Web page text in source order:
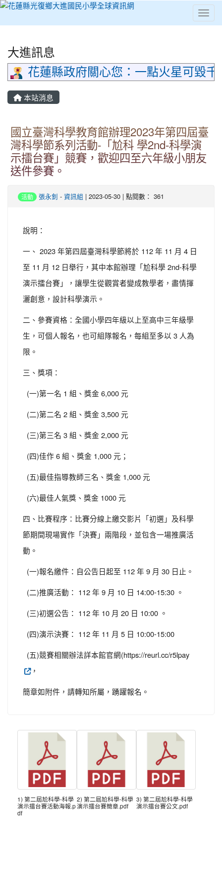
⏸
大進訊息
花蓮縣政府關心您：一點火星可毀
本站消息
國立臺灣科學教育館辦理2023年第四屆臺
灣科學節系列活動-「尬科 學2nd-科學演
示擂台賽」競賽，歡迎四至六年級小朋友
送件參賽。
活動 張永釗 - 資訊組 | 2023-05-30 | 點閱數： 361
說明：
一、 2023 年第四屆臺灣科學節將於 112 年 11 月 4 日
至 11 月 12 日舉行，其中本館辦理「尬科學 2nd-科學
演示擂台賽」，讓學生從觀賞者變成教學者，盡情揮
灑創意，設計科學演示。
二、參賽資格：全國小學四年級以上至高中三年級學
生，可個人報名，也可組隊報名，每組至多以 3 人為
限。
三、獎項：
(一)第一名 1 組、獎金 6,000 元
(二)第二名 2 組、獎金 3,500 元
(三)第三名 3 組、獎金 2,000 元
(四)佳作 6 組、獎金 1,000 元；
(五)最佳指導教師三名、獎金 1,000 元
(六)最佳人氣獎、獎金 1000 元
四、比賽程序：比賽分線上繳交影片「初選」及科學
節期間現場實作「決賽」兩階段，並包含一場推廣活
動。
(一)報名繳件：自公告日起至 112 年 9 月 30 日止。
(二)推廣活動： 112 年 9 月 10 日 14:00-15:30 。
(三)初選公告： 112 年 10 月 20 日 10:00 。
(四)演示決賽： 112 年 11 月 5 日 10:00-15:00
(五)競賽相關辦法詳本館官網(https://reurl.cc/r5lpay
，
簡章如附件，請轉知所屬，踴躍報名。
1) 第二屆尬科學-科學
演示擂台賽活動海報.p
df
2) 第二屆尬科學-科學
演示擂台賽簡章.pdf
3) 第二屆尬科學-科學
演示擂台賽公文.pdf